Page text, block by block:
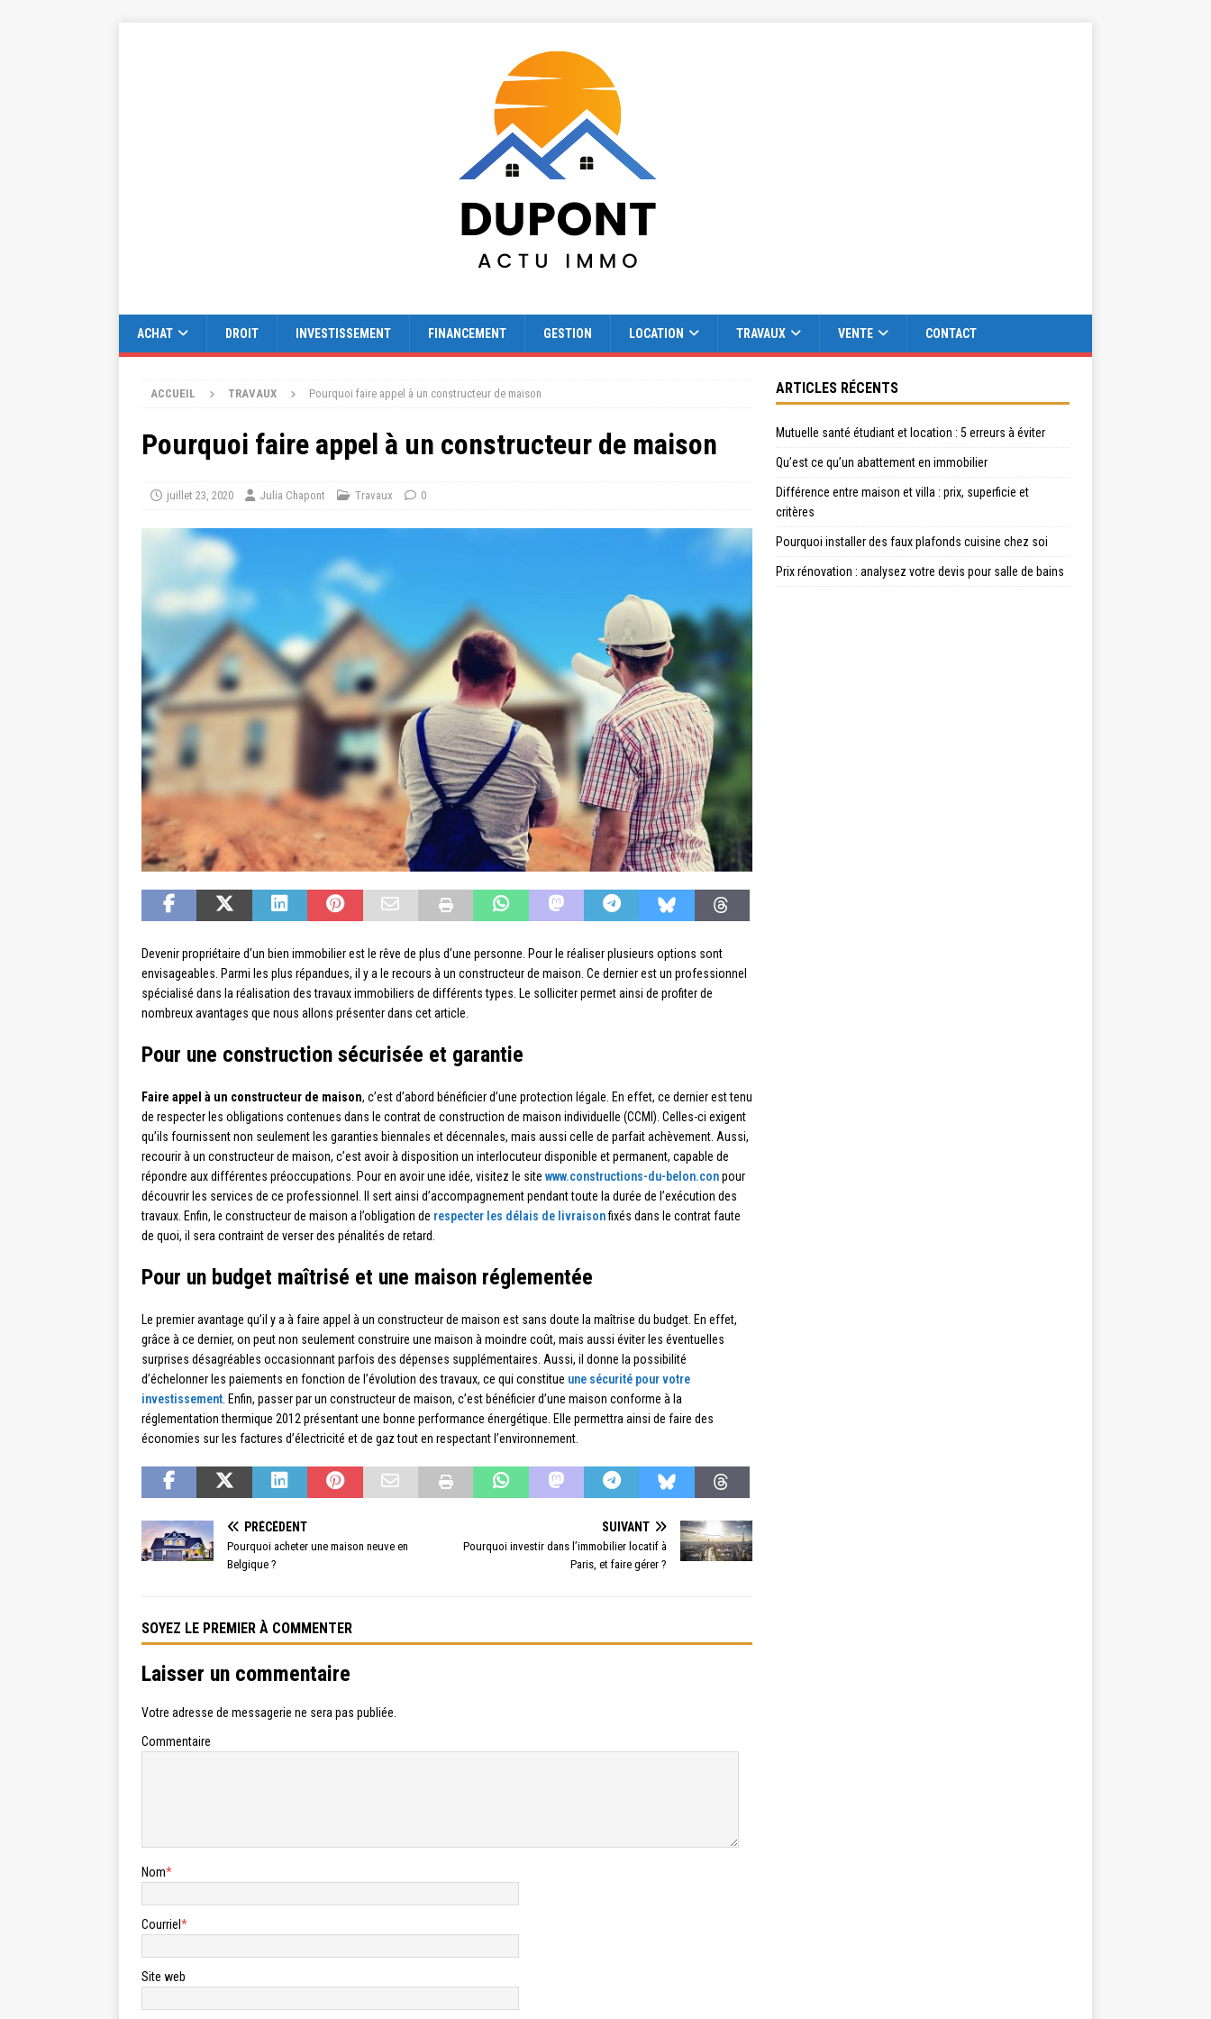
ACHAT DROIT INVESTISSEMENT FINANCEMENT GESTION LOCATION TRAVAUX VENTE CONTACT
ACCUEIL TRAVAUX Pourquoi faire appel à un constructeur de maison
Pourquoi faire appel à un constructeur de maison
juillet 23, 2020 Julia Chapont Travaux 0
Devenir propriétaire d’un bien immobilier est le rêve de plus d’une personne. Pour le réaliser plusieurs options sont
envisageables. Parmi les plus répandues, il y a le recours à un constructeur de maison. Ce dernier est un professionnel
spécialisé dans la réalisation des travaux immobiliers de différents types. Le solliciter permet ainsi de profiter de
nombreux avantages que nous allons présenter dans cet article.
Pour une construction sécurisée et garantie
Faire appel à un constructeur de maison, c’est d’abord bénéficier d’une protection légale. En effet, ce dernier est tenu
de respecter les obligations contenues dans le contrat de construction de maison individuelle (CCMI). Celles-ci exigent
qu’ils fournissent non seulement les garanties biennales et décennales, mais aussi celle de parfait achèvement. Aussi,
recourir à un constructeur de maison, c’est avoir à disposition un interlocuteur disponible et permanent, capable de
répondre aux différentes préoccupations. Pour en avoir une idée, visitez le site www.constructions-du-belon.conpour
découvrir les services de ce professionnel. Il sert ainsi d’accompagnement pendant toute la durée de l’exécution des
travaux. Enfin, le constructeur de maison a l’obligation de respecter les délais de livraisonfixés dans le contrat faute
de quoi, il sera contraint de verser des pénalités de retard.
Pour un budget maîtrisé et une maison réglementée
Le premier avantage qu’il y a à faire appel à un constructeur de maison est sans doute la maîtrise du budget. En effet,
grâce à ce dernier, on peut non seulement construire une maison à moindre coût, mais aussi éviter les éventuelles
surprises désagréables occasionnant parfois des dépenses supplémentaires. Aussi, il donne la possibilité
d’échelonner les paiements en fonction de l’évolution des travaux, ce qui constitue une sécurité pour votre
investissement. Enfin, passer par un constructeur de maison, c’est bénéficier d’une maison conforme à la
réglementation thermique 2012 présentant une bonne performance énergétique. Elle permettra ainsi de faire des
économies sur les factures d’électricité et de gaz tout en respectant l’environnement.
PRÉCÉDENT
Pourquoi acheter une maison neuve en
Belgique ?
SUIVANT
Pourquoi investir dans l’immobilier locatif à
Paris, et faire gérer ?
SOYEZ LE PREMIER À COMMENTER
Laisser un commentaire
Votre adresse de messagerie ne sera pas publiée.
Commentaire
Nom*
Courriel *
Site web
ARTICLES RÉCENTS
Mutuelle santé étudiant et location : 5 erreurs à éviter
Qu’est ce qu’un abattement en immobilier
Différence entre maison et villa : prix, superficie et
critères
Pourquoi installer des faux plafonds cuisine chez soi
Prix rénovation : analysez votre devis pour salle de bains